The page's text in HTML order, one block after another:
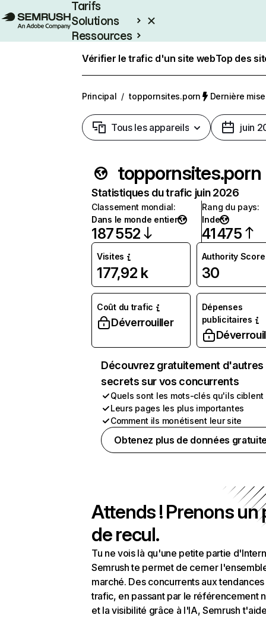
Tarifs
Solutions
Ressources
Vérifier le trafic d'un site webTop des
Principal / toppornsites.porn Dernière
Tous les appareils juin
toppornsites.porn
Statistiques du trafic juin 2026
Classement mondial:
Dans le monde entier
187 552
Rang du pays:
Inde
41 475
Visites
177,92 k
Authority Score
30
Coût du trafic
Déverrouiller
Dépenses
publicitaires
Découvrez gratuitement d'autres
secrets sur vos concurrents
Quels sont les mots-clés qu'ils ciblent
Leurs pages les plus importantes
Comment ils monétisent leur site
Obtenez plus de données
Attends ! Prenons un
de recul.
Tu ne vois là qu'une petite partie
Semrush te permet de cerner
marché. Des concurrents aux
trafic, en passant par le référencement
et la visibilité grâce à l'IA, Semrush